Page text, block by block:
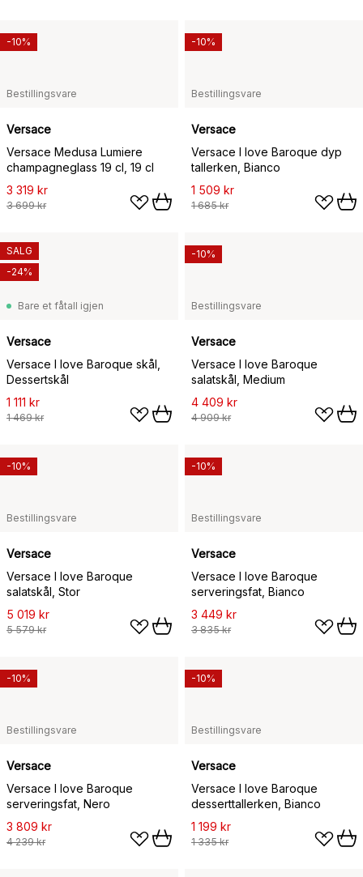
Bestillingsvare
Versace
Versace Medusa Lumiere
champagneglass 19 cl, 19 cl
3 319 kr
3 699 kr
-10%
Bestillingsvare
Versace
Versace I love Baroque dyp
tallerken, Bianco
1 509 kr
1 685 kr
-10%
Bare et fåtall igjen
Versace
Versace I love Baroque skål,
Dessertskål
1 111 kr
1 469 kr
SALG
-24%
Bestillingsvare
Versace
Versace I love Baroque
salatskål, Medium
4 409 kr
4 909 kr
-10%
Bestillingsvare
Versace
Versace I love Baroque
salatskål, Stor
5 019 kr
5 579 kr
-10%
Bestillingsvare
Versace
Versace I love Baroque
serveringsfat, Bianco
3 449 kr
3 835 kr
-10%
Bestillingsvare
Versace
Versace I love Baroque
serveringsfat, Nero
3 809 kr
4 239 kr
-10%
Bestillingsvare
Versace
Versace I love Baroque
desserttallerken, Bianco
1 199 kr
1 335 kr
-10%